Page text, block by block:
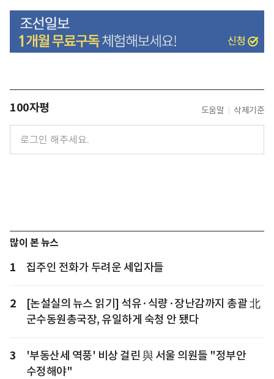
100자평 도움말 삭제기준
많이 본 뉴스
1 집주인 전화가 두려운 세입자들
2
[논설실의 뉴스 읽기] 석유·식량·장난감까지 총괄 北
군수동원총국장, 유일하게 숙청 안 됐다
3
'부동산세 역풍' 비상 걸린 與 서울 의원들 "정부안
수정해야"